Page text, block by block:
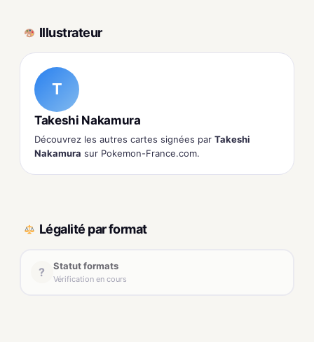
Illustrateur
T
Takeshi Nakamura
Découvrez les autres cartes signées par Takeshi
Nakamura sur Pokemon-France.com.
Légalité par format
? Statut formats
Vérification en cours